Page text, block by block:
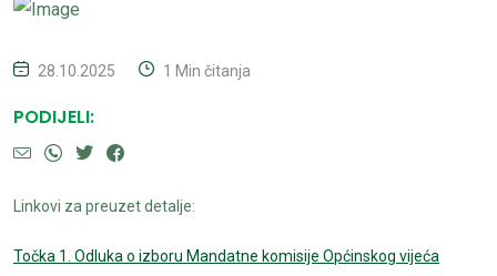
28.10.2025 1 Min čitanja
PODIJELI:
Linkovi za preuzet detalje:
Točka 1. Odluka o izboru Mandatne komisije Općinskog vijeća